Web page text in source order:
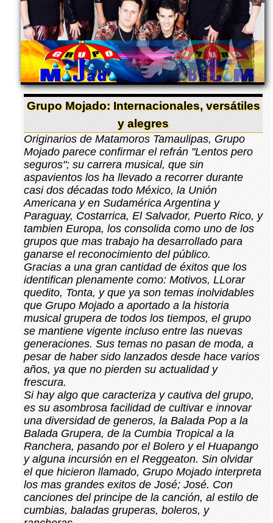
Grupo Mojado: Internacionales, versátiles
y alegres
Originarios de Matamoros Tamaulipas, Grupo
Mojado parece confirmar el refrán "Lentos pero
seguros"; su carrera musical, que sin
aspavientos los ha llevado a recorrer durante
casi dos décadas todo México, la Unión
Americana y en Sudamérica Argentina y
Paraguay, Costarrica, El Salvador, Puerto Rico, y
tambien Europa, los consolida como uno de los
grupos que mas trabajo ha desarrollado para
ganarse el reconocimiento del público.
Gracias a una gran cantidad de éxitos que los
identifican plenamente como: Motivos, LLorar
quedito, Tonta, y que ya son temas inolvidables
que Grupo Mojado a aportado a la historia
musical grupera de todos los tiempos, el grupo
se mantiene vigente incluso entre las nuevas
generaciones. Sus temas no pasan de moda, a
pesar de haber sido lanzados desde hace varios
años, ya que no pierden su actualidad y
frescura.
Si hay algo que caracteriza y cautiva del grupo,
es su asombrosa facilidad de cultivar e innovar
una diversidad de generos, la Balada Pop a la
Balada Grupera, de la Cumbia Tropical a la
Ranchera, pasando por el Bolero y el Huapango
y alguna incursión en el Reggeaton. Sin olvidar
el que hicieron llamado, Grupo Mojado interpreta
los mas grandes exitos de José; José. Con
canciones del principe de la canción, al estilo de
cumbias, baladas gruperas, boleros, y